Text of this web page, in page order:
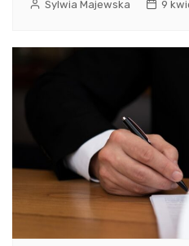
Sylwia Majewska 9